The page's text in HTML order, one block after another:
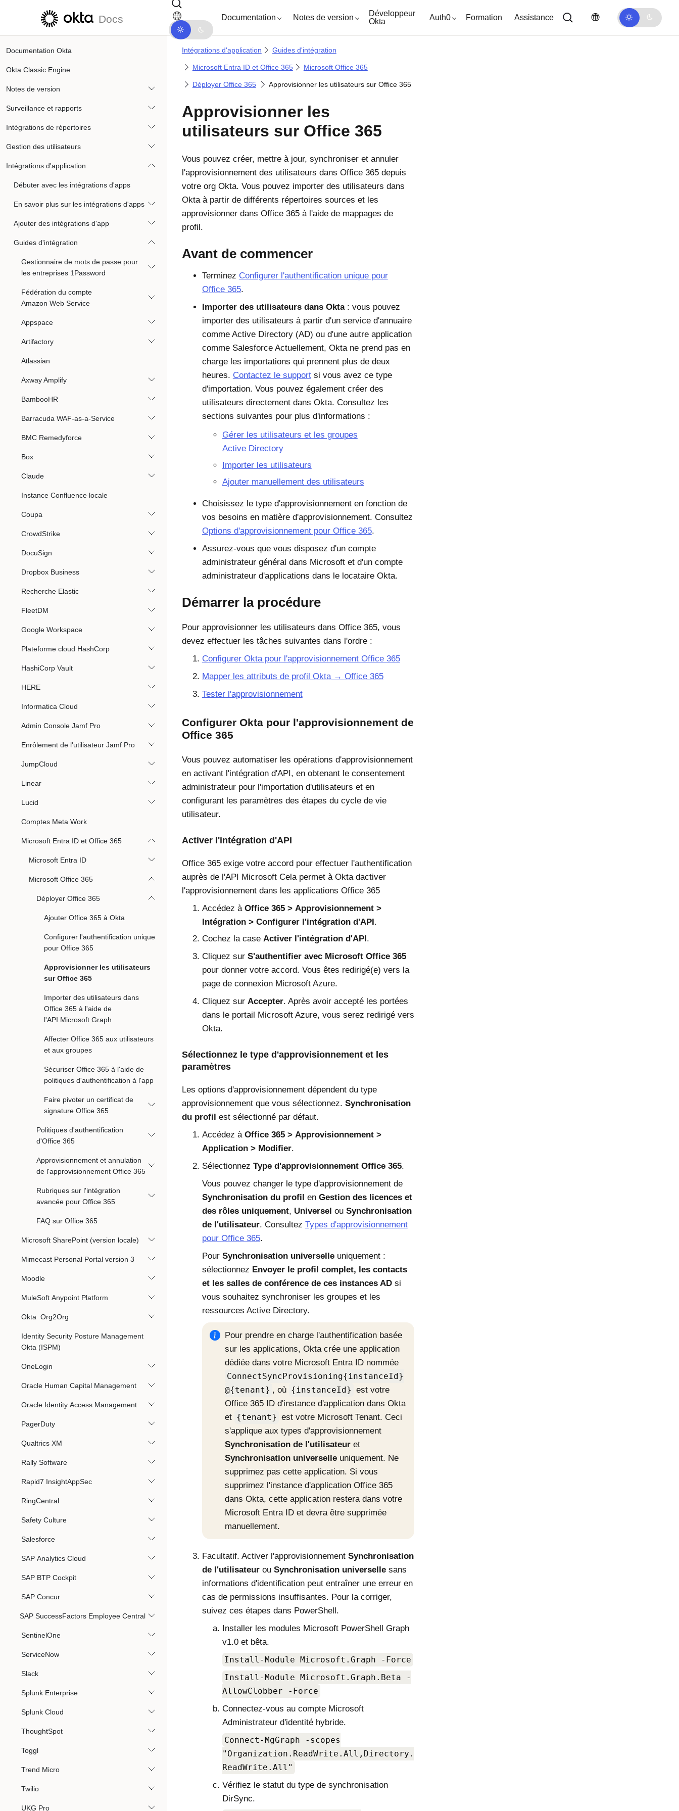
Passer au contenu principal Passer à la navigation dans les documents
Docs Documentation Notes de version
Développeur
Okta
Auth0 Formation Assistance
Documentation Okta
Okta Classic Engine
Notes de version
Surveillance et rapports
Intégrations de répertoires
Gestion des utilisateurs
Intégrations d'application
Débuter avec les intégrations d'apps
En savoir plus sur les intégrations d'apps
Ajouter des intégrations d'app
Guides d'intégration
Gestionnaire de mots de passe pour
les entreprises 1Password
Fédération du compte
Amazon Web Service
Appspace
Artifactory
Atlassian
Axway Amplify
BambooHR
Barracuda WAF-as-a-Service
BMC Remedyforce
Box
Claude
Instance Confluence locale
Coupa
CrowdStrike
DocuSign
Dropbox Business
Recherche Elastic
FleetDM
Google Workspace
Plateforme cloud HashCorp
HashiCorp Vault
HERE
Informatica Cloud
Admin Console Jamf Pro
Enrôlement de l'utilisateur Jamf Pro
JumpCloud
Linear
Lucid
Comptes Meta Work
Microsoft Entra ID et Office 365
Microsoft Entra ID
Microsoft Office 365
Déployer Office 365
Ajouter Office 365 à Okta
Configurer l'authentification unique
pour Office 365
Approvisionner les utilisateurs
sur Office 365
Importer des utilisateurs dans
Office 365 à l'aide de
l'API Microsoft Graph
Affecter Office 365 aux utilisateurs
et aux groupes
Sécuriser Office 365 à l'aide de
politiques d'authentification à l'app
Faire pivoter un certificat de
signature Office 365
Politiques d'authentification
d'Office 365
Approvisionnement et annulation
de l'approvisionnement Office 365
Rubriques sur l'intégration
avancée pour Office 365
FAQ sur Office 365
Microsoft SharePoint (version locale)
Mimecast Personal Portal version 3
Moodle
MuleSoft Anypoint Platform
Okta Org2Org
Identity Security Posture Management
Okta (ISPM)
OneLogin
Oracle Human Capital Management
Oracle Identity Access Management
PagerDuty
Qualtrics XM
Rally Software
Rapid7 InsightAppSec
RingCentral
Safety Culture
Salesforce
SAP Analytics Cloud
SAP BTP Cockpit
SAP Concur
SAP SuccessFactors Employee Central
SentinelOne
ServiceNow
Slack
Splunk Enterprise
Splunk Cloud
ThoughtSpot
Toggl
Trend Micro
Twilio
UKG Pro
Intégrations d'application Guides d'intégration
Microsoft Entra ID et Office 365 Microsoft Office 365
Déployer Office 365 Approvisionner les utilisateurs sur Office 365
Approvisionner les
utilisateurs sur Office 365
Vous pouvez créer, mettre à jour, synchroniser et annuler
l'approvisionnement des utilisateurs dans Office 365depuis
votre org Okta. Vous pouvez importer des utilisateurs dans
Okta à partir de différents répertoires sources et les
approvisionner dans Office 365à l'aide de mappages de
profil.
Avant de commencer
Terminez Configurer l'authentification unique pour
Office 365.
Importer des utilisateurs dans Okta: vous pouvez
importer des utilisateurs à partir d'un service d'annuaire
comme Active Directory(AD) ou d'une autre application
comme SalesforceActuellement, Oktane prend pas en
charge les importations qui prennent plus de deux
heures. Contactez le supportsi vous avez ce type
d'importation. Vous pouvez également créer des
utilisateurs directement dans Okta. Consultez les
sections suivantes pour plus d'informations :
Gérer les utilisateurs et les groupes
Active Directory
Importer les utilisateurs
Ajouter manuellement des utilisateurs
Choisissez le type d'approvisionnement en fonction de
vos besoins en matière d'approvisionnement. Consultez
Options d'approvisionnement pour Office 365.
Assurez-vous que vous disposez d'un compte
administrateur général dans Microsoftet d'un compte
administrateur d'applications dans le locataire Okta.
Démarrer la procédure
Pour approvisionner les utilisateurs dans Office 365, vous
devez effectuer les tâches suivantes dans l'ordre :
Configurer Okta pour l'approvisionnement Office 365
Mapper les attributs de profil Okta → Office 365
Tester l'approvisionnement
Configurer Okta pour l'approvisionnement de
Office 365
Vous pouvez automatiser les opérations d'approvisionnement
en activant l'intégration d'API, en obtenant le consentement
administrateur pour l'importation d'utilisateurs et en
configurant les paramètres des étapes du cycle de vie
utilisateur.
Activer l'intégration d'API
Office 365exige votre accord pour effectuer l'authentification
auprès de l'API MicrosoftCela permet à Okta dactiver
l'approvisionnement dans les applications Office 365
Accédez à Office 365
Approvisionnement
Intégration
Configurer l'intégration d'API.
Cochez la case Activer l'intégration d'API.
Cliquez sur S'authentifier avec Microsoft Office 365
pour donner votre accord. Vous êtes redirigé(e) vers la
page de connexion Microsoft Azure.
Cliquez sur Accepter. Après avoir accepté les portées
dans le portail Microsoft Azure, vous serez redirigé vers
Okta.
Sélectionnez le type d'approvisionnement et les
paramètres
Les options d'approvisionnement dépendent du type
approvisionnement que vous sélectionnez. Synchronisation
du profil est sélectionné par défaut.
Accédez à Office 365
Approvisionnement
Application
Modifier.
Sélectionnez Type d'approvisionnement Office 365.
Vous pouvez changer le type d'approvisionnement de
Synchronisation du profil en Gestion des licences et
des rôles uniquement, Universel ou Synchronisation
de l'utilisateur. Consultez Types d'approvisionnement
pour Office 365.
Pour Synchronisation universelleuniquement :
sélectionnez Envoyer le profil complet, les contacts
et les salles de conférence de ces instances ADsi
vous souhaitez synchroniser les groupes et les
ressources Active Directory.
Pour prendre en charge l'authentification basée
sur les applications, Okta crée une application
dédiée dans votre Microsoft Entra IDnommée
ConnectSyncProvisioning{instanceId}
@{tenant} , où {instanceId} est votre
Office 365ID d'instance d'application dans Okta
et {tenant} est votre MicrosoftTenant. Ceci
s'applique aux types d'approvisionnement
Synchronisation de l'utilisateuret
Synchronisation universelleuniquement. Ne
supprimez pas cette application. Si vous
supprimez l'instance d'application Office 365
dans Okta, cette application restera dans votre
Microsoft Entra IDet devra être supprimée
manuellement.
Facultatif. Activer l'approvisionnement Synchronisation
de l'utilisateurou Synchronisation universellesans
informations d'identification peut entraîner une erreur en
cas de permissions insuffisantes. Pour la corriger,
suivez ces étapes dans PowerShell.
Installer les modules MicrosoftPowerShell Graph
v1.0 et bêta.
Install-Module Microsoft.Graph -Force
Install-Module Microsoft.Graph.Beta -
AllowClobber -Force
Connectez-vous au compte Microsoft
Administrateur d'identité hybride.
Connect-MgGraph -scopes
"Organization.ReadWrite.All,Directory.
ReadWrite.All"
Vérifiez le statut du type de synchronisation
DirSync.